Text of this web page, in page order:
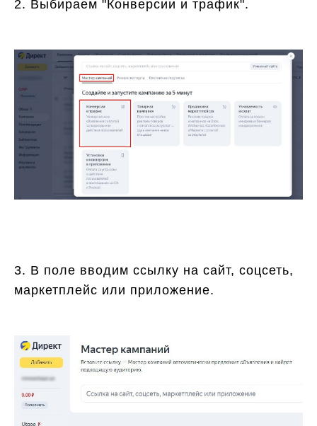
2. Выбираем "Конверсии и трафик".
3. В поле вводим ссылку на сайт, соцсеть,
маркетплейс или приложение.